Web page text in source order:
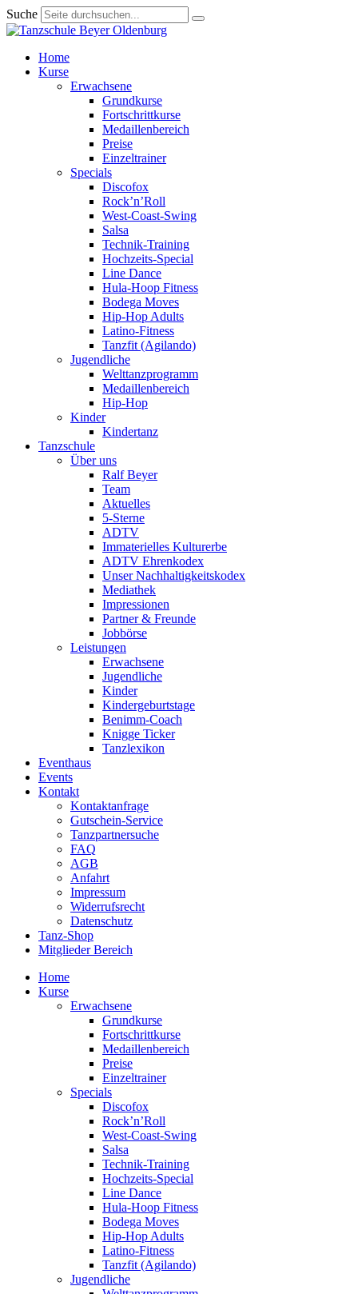
Suche
Home
Kurse
Erwachsene
Grundkurse
Fortschrittkurse
Medaillenbereich
Preise
Einzeltrainer
Specials
Discofox
Rock’n’Roll
West-Coast-Swing
Salsa
Technik-Training
Hochzeits-Special
Line Dance
Hula-Hoop Fitness
Bodega Moves
Hip-Hop Adults
Latino-Fitness
Tanzfit (Agilando)
Jugendliche
Welttanzprogramm
Medaillenbereich
Hip-Hop
Kinder
Kindertanz
Tanzschule
Über uns
Ralf Beyer
Team
Aktuelles
5-Sterne
ADTV
Immaterielles Kulturerbe
ADTV Ehrenkodex
Unser Nachhaltigkeitskodex
Mediathek
Impressionen
Partner & Freunde
Jobbörse
Leistungen
Erwachsene
Jugendliche
Kinder
Kindergeburtstage
Benimm-Coach
Knigge Ticker
Tanzlexikon
Eventhaus
Events
Kontakt
Kontaktanfrage
Gutschein-Service
Tanzpartnersuche
FAQ
AGB
Anfahrt
Impressum
Widerrufsrecht
Datenschutz
Tanz-Shop
Mitglieder Bereich
Home
Kurse
Erwachsene
Grundkurse
Fortschrittkurse
Medaillenbereich
Preise
Einzeltrainer
Specials
Discofox
Rock’n’Roll
West-Coast-Swing
Salsa
Technik-Training
Hochzeits-Special
Line Dance
Hula-Hoop Fitness
Bodega Moves
Hip-Hop Adults
Latino-Fitness
Tanzfit (Agilando)
Jugendliche